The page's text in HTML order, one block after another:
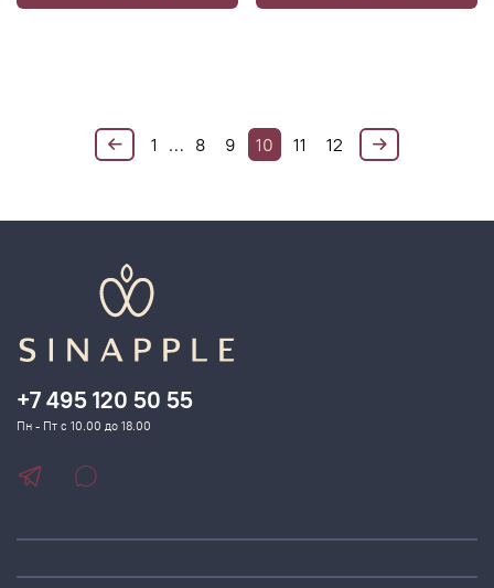
1 … 8 9 10 11 12
+7 495 120 50 55
Пн - Пт с 10.00 до 18.00